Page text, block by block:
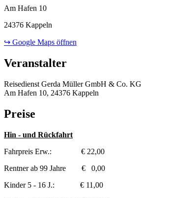
Am Hafen 10
24376 Kappeln
↪ Google Maps öffnen
Veranstalter
Reisedienst Gerda Müller GmbH & Co. KG
Am Hafen 10, 24376 Kappeln
Preise
Hin - und Rückfahrt
Fahrpreis Erw.: € 22,00
Rentner ab 99 Jahre € 0,00
Kinder 5 - 16 J.: € 11,00